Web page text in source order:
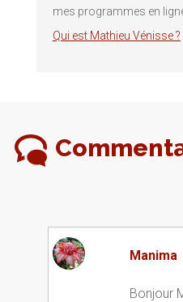
mes programmes en
Qui est Mathieu Vénisse ?
Manima
Bonjour